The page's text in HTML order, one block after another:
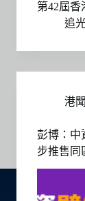
第42屆
追
港聞
彭博：中
步推售同